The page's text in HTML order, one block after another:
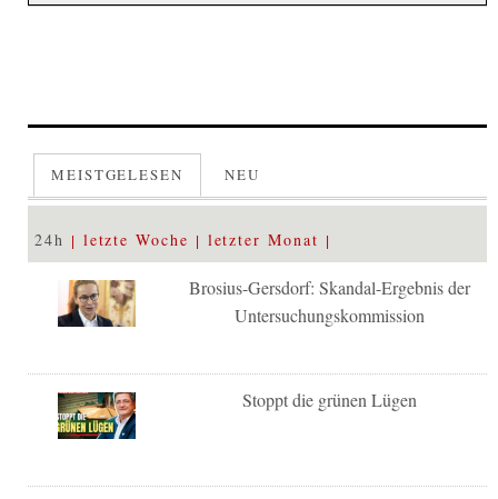
MEISTGELESEN NEU
24h letzte Woche letzter Monat
Brosius-Gersdorf: Skandal-Ergebnis der
Untersuchungskommission
Stoppt die grünen Lügen